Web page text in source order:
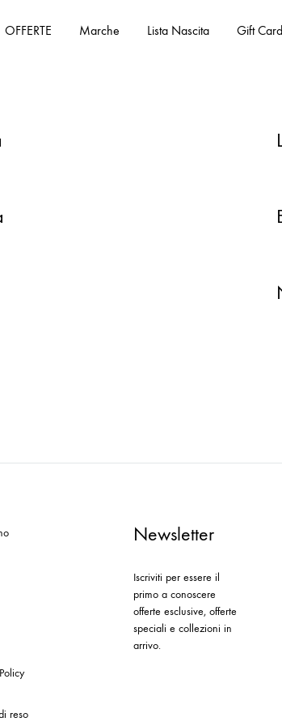
OFFERTE Marche Lista Nascita Gift Card
reso
Newsletter
Iscriviti per essere il
primo a conoscere
offerte esclusive, offerte
speciali e collezioni in
arrivo.